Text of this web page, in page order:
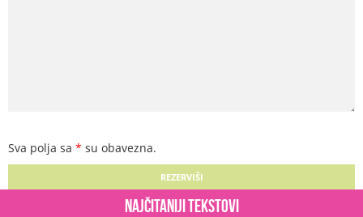
Sva polja sa * su obavezna.
Najčitaniji tekstovi